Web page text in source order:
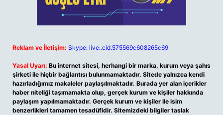
Reklam ve İletişim: Skype: live:.cid.575569c608265c69
Yasal Uyarı: Bu internet sitesi, herhangi bir marka, kurum veya şahıs
şirketi ile hiçbir bağlantısı bulunmamaktadır. Sitede yalnızca kendi
hazırladığımız makaleler paylaşılmaktadır. Burada yer alan içerikler
haber niteliği taşımamakta olup, gerçek kurum ve kişiler hakkında
paylaşım yapılmamaktadır. Gerçek kurum ve kişiler ile isim
benzerlikleri tamamen tesadüfidir. Sitemizdeki bilgiler taslak